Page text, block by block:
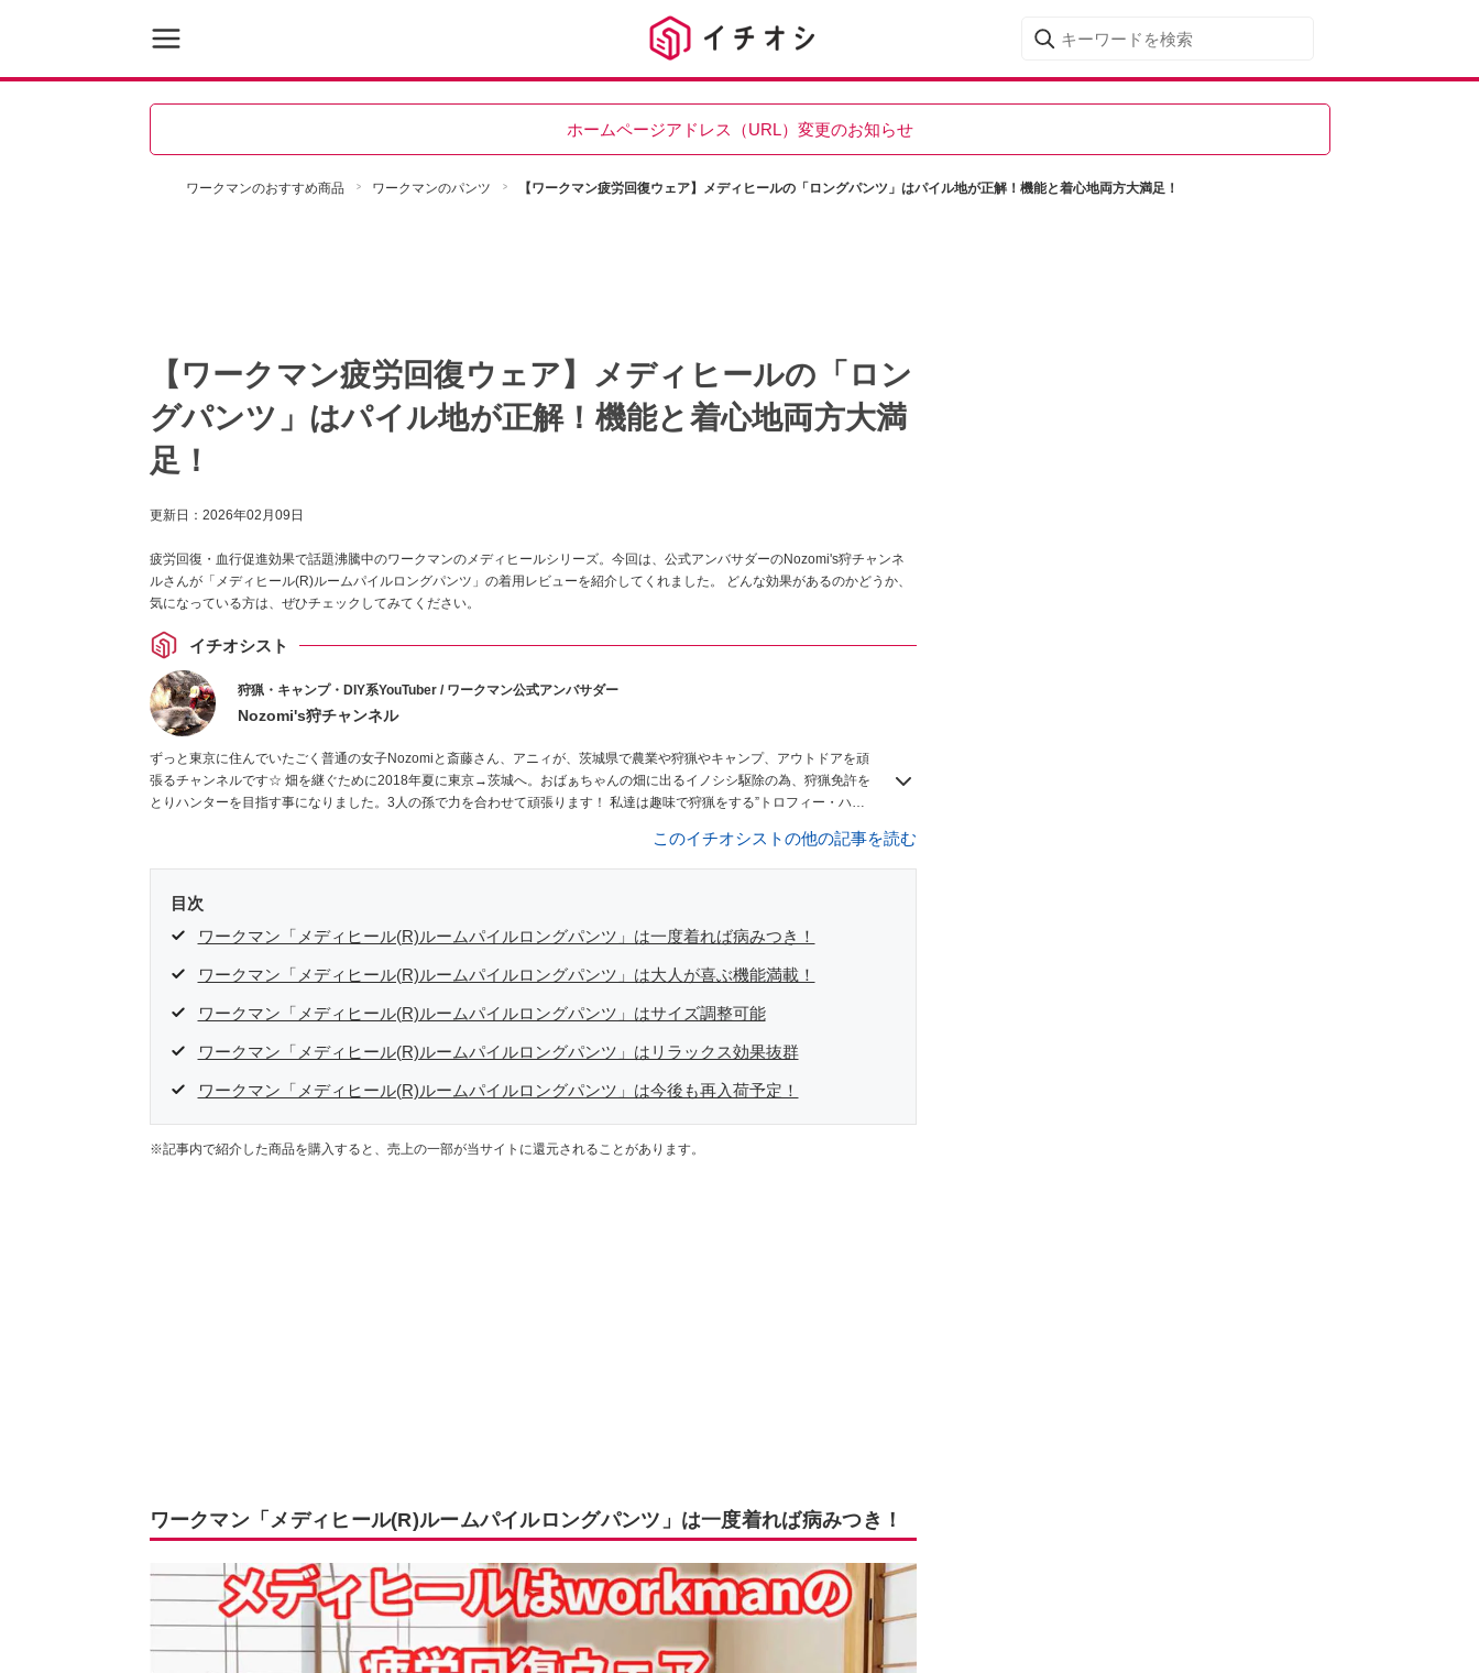
ホームページアドレス（URL）変更のお知らせ
ワークマンのおすすめ商品 ワークマンのパンツ 【ワークマン疲労回復ウェア】メディヒールの「ロングパンツ」はパイル地が正解！機能と着心地両方大満足！
【ワークマン疲労回復ウェア】メディヒールの「ロン
グパンツ」はパイル地が正解！機能と着心地両方大満
足！
更新日： 2026年02月09日
疲労回復・血行促進効果で話題沸騰中のワークマンのメディヒールシリーズ。今回は、公式アンバサダーのNozomi's狩チャンネ
ルさんが「メディヒール(R)ルームパイルロングパンツ」の着用レビューを紹介してくれました。 どんな効果があるのかどうか、
気になっている方は、ぜひチェックしてみてください。
イチオシスト
狩猟・キャンプ・DIY系YouTuber / ワークマン公式アンバサダー
Nozomi's狩チャンネル
ずっと東京に住んでいたごく普通の女子Nozomiと斎藤さん、アニィが、茨城県で農業や狩猟やキャンプ、アウトドアを頑
張るチャンネルです☆ 畑を継ぐために2018年夏に東京→茨城へ。おばぁちゃんの畑に出るイノシシ駆除の為、狩猟免許を
とりハンターを目指す事になりました。3人の孫で力を合わせて頑張ります！ 私達は趣味で狩猟をする”トロフィー・ハン
このイチオシストの他の記事を読む
目次
ワークマン「メディヒール(R)ルームパイルロングパンツ」は一度着れば病みつき！
ワークマン「メディヒール(R)ルームパイルロングパンツ」は大人が喜ぶ機能満載！
ワークマン「メディヒール(R)ルームパイルロングパンツ」はサイズ調整可能
ワークマン「メディヒール(R)ルームパイルロングパンツ」はリラックス効果抜群
ワークマン「メディヒール(R)ルームパイルロングパンツ」は今後も再入荷予定！
※記事内で紹介した商品を購入すると、売上の一部が当サイトに還元されることがあります。
ワークマン「メディヒール(R)ルームパイルロングパンツ」は一度着れば病みつき！